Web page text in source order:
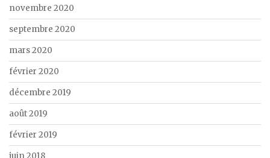
novembre 2020
septembre 2020
mars 2020
février 2020
décembre 2019
août 2019
février 2019
juin 2018